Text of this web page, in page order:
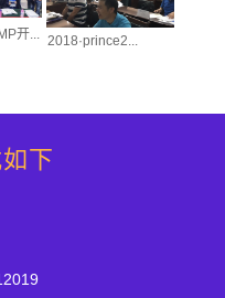
开... 2018·prince2...
下